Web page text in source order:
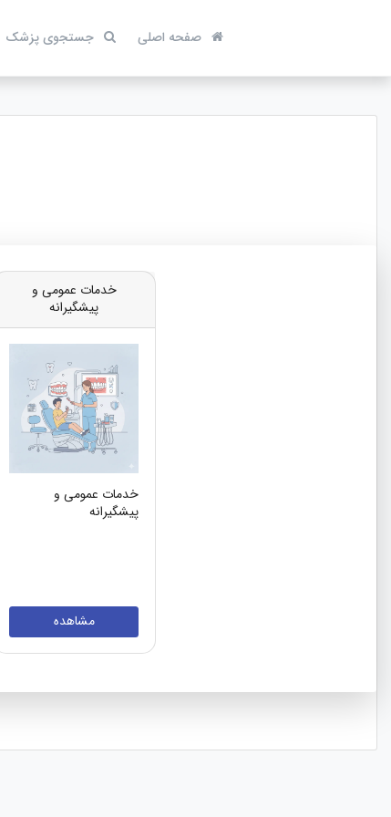
صفحه اصلی جستجوی پزشک
خدمات عمومی و
پیشگیرانه
خدمات عمومی و
پیشگیرانه
مشاهده